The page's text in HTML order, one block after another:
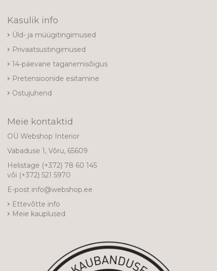
Kasulik info
Üld- ja müügitingimused
Privaatsustingimused
14-päevane taganemisõigus
Pretensioonide esitamine
Ostujuhend
Meie kontaktid
OÜ Webshop Interior
Vabaduse 1, Võru, 65609
Helistage (+372) 78 60 145
või (+372) 521 5970
E-post info@webshop.ee
Ettevõtte info
Meie kauplused